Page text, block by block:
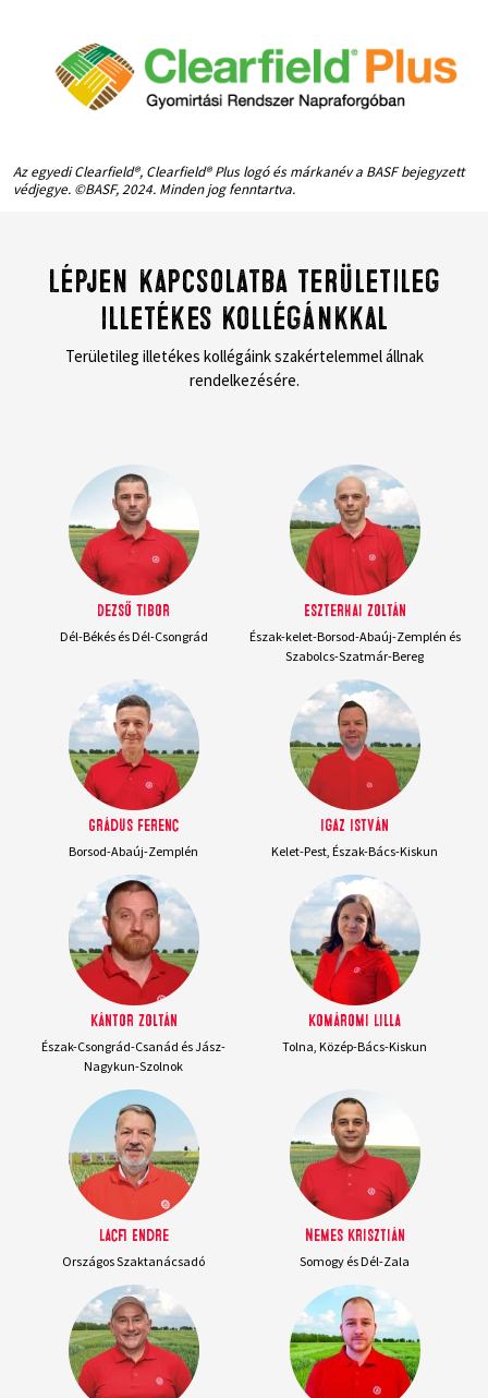
Az egyedi Clearfield®, Clearfield® Plus logó és márkanév a BASF bejegyzett
védjegye. ©BASF, 2024. Minden jog fenntartva.
Lépjen kapcsolatba területileg
illetékes kollégánkkal
Területileg illetékes kollégáink szakértelemmel állnak
rendelkezésére.
Dezső Tibor
Dél-Békés és Dél-Csongrád
Eszterhai Zoltán
Észak-kelet-Borsod-Abaúj-Zemplén és
Szabolcs-Szatmár-Bereg
Grádus Ferenc
Borsod-Abaúj-Zemplén
Igaz István
Kelet-Pest, Észak-Bács-Kiskun
Kántor Zoltán
Észak-Csongrád-Csanád és Jász-
Nagykun-Szolnok
Komáromi Lilla
Tolna, Közép-Bács-Kiskun
Lacfi Endre
Országos Szaktanácsadó
Nemes Krisztián
Somogy és Dél-Zala